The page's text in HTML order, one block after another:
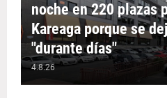
noche en 220 plazas
Kareaga porque se
"durante días"
4.8.26